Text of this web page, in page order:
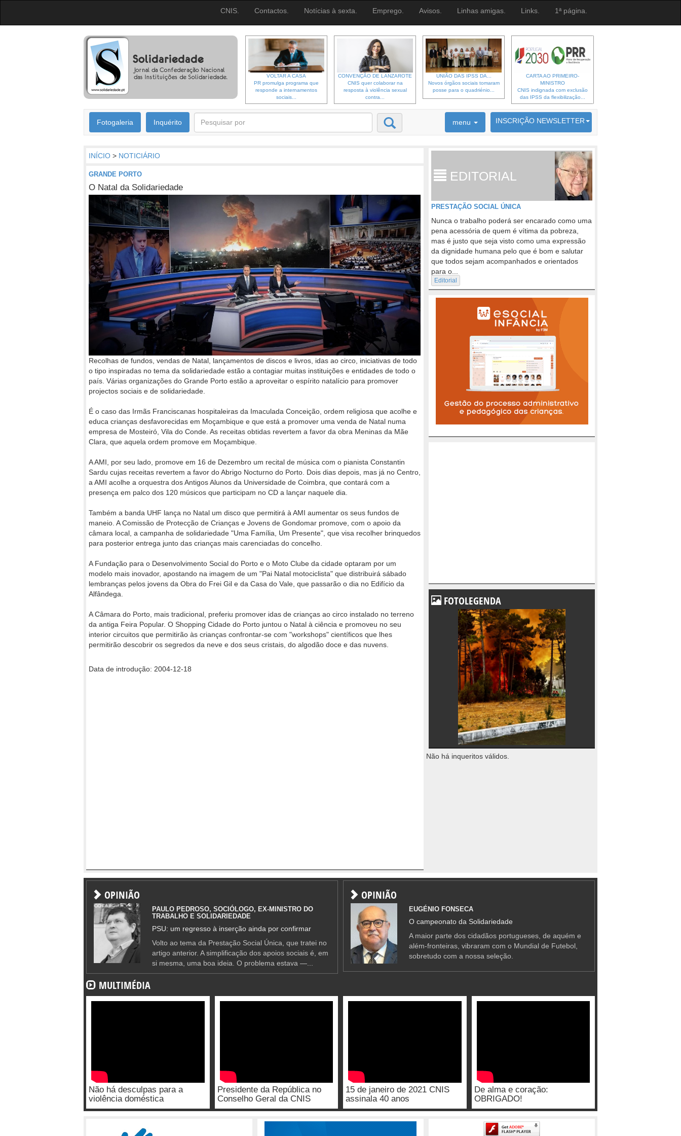
CNIS. Contactos. Notícias à sexta. Emprego. Avisos. Linhas amigas. Links. 1ª página.
VOLTAR A CASA
PR promulga programa que
responde a internamentos
sociais...
CONVENÇÃO DE LANZAROTE
CNIS quer colaborar na
resposta à violência sexual
contra...
UNIÃO DAS IPSS DA...
Novos órgãos sociais tomaram
posse para o quadriénio...
CARTA AO PRIMEIRO-
MINISTRO
CNIS indignada com exclusão
das IPSS da flexibilização...
Fotogaleria Inquérito menu INSCRIÇÃO NEWSLETTER
6692 membros inscritos
INÍCIO > NOTICIÁRIO
GRANDE PORTO
O Natal da Solidariedade
Recolhas de fundos, vendas de Natal, lançamentos de discos e livros, idas ao circo, iniciativas de todo
o tipo inspiradas no tema da solidariedade estão a contagiar muitas instituições e entidades de todo o
país. Várias organizações do Grande Porto estão a aproveitar o espírito natalício para promover
projectos sociais e de solidariedade.
É o caso das Irmãs Franciscanas hospitaleiras da Imaculada Conceição, ordem religiosa que acolhe e
educa crianças desfavorecidas em Moçambique e que está a promover uma venda de Natal numa
empresa de Mosteiró, Vila do Conde. As receitas obtidas revertem a favor da obra Meninas da Mãe
Clara, que aquela ordem promove em Moçambique.
A AMI, por seu lado, promove em 16 de Dezembro um recital de música com o pianista Constantin
Sardu cujas receitas revertem a favor do Abrigo Nocturno do Porto. Dois dias depois, mas já no Centro,
a AMI acolhe a orquestra dos Antigos Alunos da Universidade de Coimbra, que contará com a
presença em palco dos 120 músicos que participam no CD a lançar naquele dia.
Também a banda UHF lança no Natal um disco que permitirá à AMI aumentar os seus fundos de
maneio. A Comissão de Protecção de Crianças e Jovens de Gondomar promove, com o apoio da
câmara local, a campanha de solidariedade "Uma Família, Um Presente", que visa recolher brinquedos
para posterior entrega junto das crianças mais carenciadas do concelho.
A Fundação para o Desenvolvimento Social do Porto e o Moto Clube da cidade optaram por um
modelo mais inovador, apostando na imagem de um "Pai Natal motociclista" que distribuirá sábado
lembranças pelos jovens da Obra do Frei Gil e da Casa do Vale, que passarão o dia no Edifício da
Alfândega.
A Câmara do Porto, mais tradicional, preferiu promover idas de crianças ao circo instalado no terreno
da antiga Feira Popular. O Shopping Cidade do Porto juntou o Natal à ciência e promoveu no seu
interior circuitos que permitirão às crianças confrontar-se com "workshops" científicos que lhes
permitirão descobrir os segredos da neve e dos seus cristais, do algodão doce e das nuvens.
Data de introdução: 2004-12-18
EDITORIAL
PRESTAÇÃO SOCIAL ÚNICA
Nunca o trabalho poderá ser encarado como uma
pena acessória de quem é vítima da pobreza,
mas é justo que seja visto como uma expressão
da dignidade humana pelo que é bom e salutar
que todos sejam acompanhados e orientados
para o...
Editorial
FOTOLEGENDA
Não há inqueritos válidos.
OPINIÃO
PAULO PEDROSO, SOCIÓLOGO, EX-MINISTRO DO
TRABALHO E SOLIDARIEDADE
PSU: um regresso à inserção ainda por confirmar
Volto ao tema da Prestação Social Única, que tratei no
artigo anterior. A simplificação dos apoios sociais é, em
si mesma, uma boa ideia. O problema estava —...
OPINIÃO
EUGÉNIO FONSECA
O campeonato da Solidariedade
A maior parte dos cidadãos portugueses, de aquém e
além-fronteiras, vibraram com o Mundial de Futebol,
sobretudo com a nossa seleção.
MULTIMÉDIA
Não há desculpas para a
violência doméstica
Presidente da República no
Conselho Geral da CNIS
15 de janeiro de 2021 CNIS
assinala 40 anos
De alma e coração:
OBRIGADO!